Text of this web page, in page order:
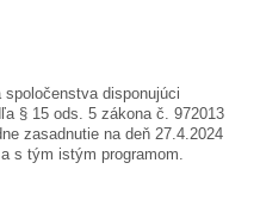
disponujúci
§ 15 ods. 5 zákona č. 972013
zasadnutie na deň 27.4.2024
s tým istým programom.